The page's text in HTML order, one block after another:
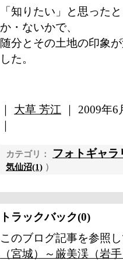
「知りたい」と思った
か・ないかで、
随分とその土地の印象
した。
大草 芳江 ｜ 2009年
カテゴリ： フォトギャラ
気仙沼(1) ）
トラックバック(0)
このブログ記事を参照
（宮城）～厳美渓（岩